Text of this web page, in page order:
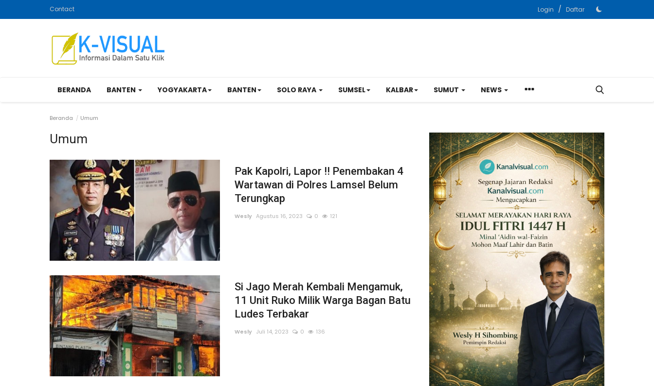
Contact Login / Daftar
BERANDA BANTEN YOGYAKARTA BANTEN SOLO RAYA SUMSEL KALBAR SUMUT NEWS
Beranda Umum
Umum
Pak Kapolri, Lapor !! Penembakan 4
Wartawan di Polres Lamsel Belum
Terungkap
Wesly Agustus 16, 2023 0 121
Si Jago Merah Kembali Mengamuk,
11 Unit Ruko Milik Warga Bagan Batu
Ludes Terbakar
Wesly Juli 14, 2023 0 136